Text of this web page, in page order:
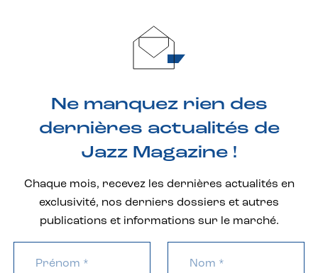
Ne manquez rien des
dernières actualités de
Jazz Magazine !
Chaque mois, recevez les dernières actualités en
exclusivité, nos derniers dossiers et autres
publications et informations sur le marché.